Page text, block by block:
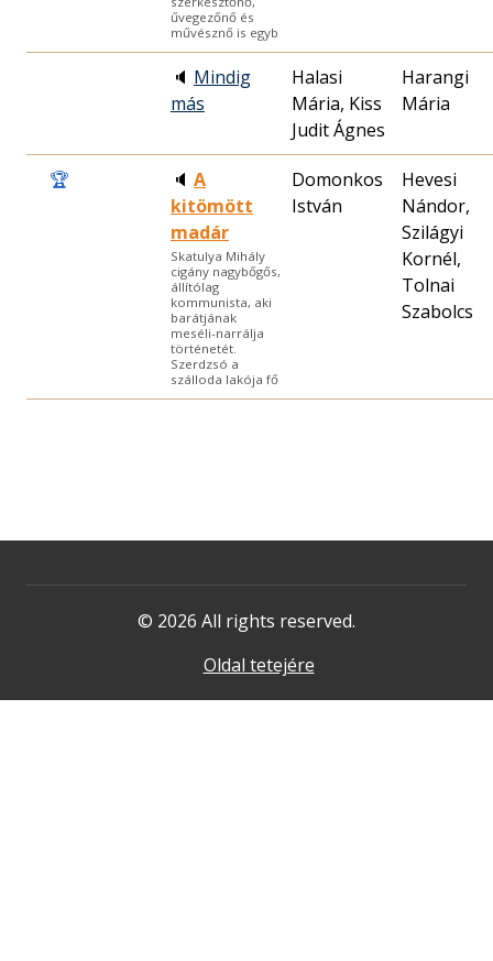
űvegezőnő és
művésznő is egyb
🔈 Mindig
más
Halasi
Mária, Kiss
Judit Ágnes
Harangi
Mária
🏆 🔈 A
kitömött
madár
Skatulya Mihály
cigány nagybőgős,
állítólag
kommunista, aki
barátjának
meséli-narrálja
történetét.
Szerdzsó a
szálloda lakója fő
Domonkos
István
Hevesi
Nándor,
Szilágyi
Kornél,
Tolnai
Szabolcs
© 2026 All rights reserved.
Oldal tetejére